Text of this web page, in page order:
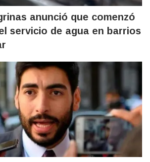
anunció que comenzó
servicio de agua en barrios